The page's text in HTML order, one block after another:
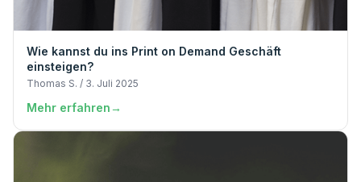
Wie kannst du ins Print on Demand Geschäft
einsteigen?
Thomas S. / 3. Juli 2025
Mehr erfahren→